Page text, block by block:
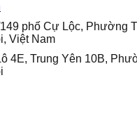
phố Cự Lộc, Phường
Việt Nam
4E, Trung Yên 10B,